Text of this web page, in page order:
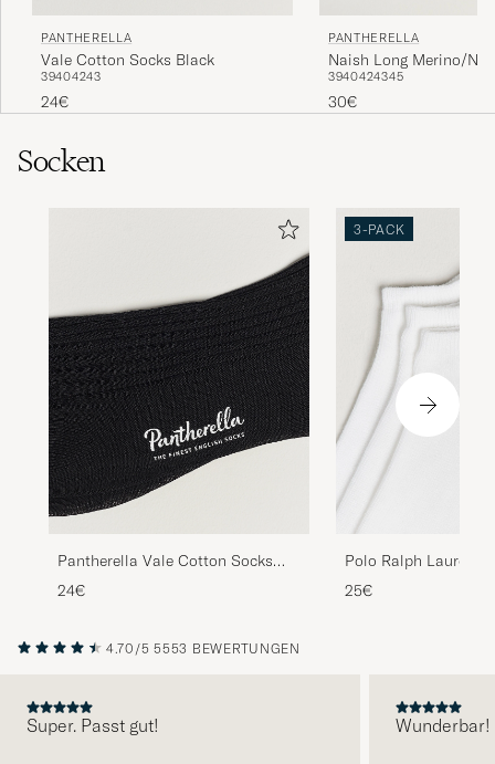
PANTHERELLA
Vale Cotton Socks Black
39404243
24€
PANTHERELLA
Naish Long Merino/
Navy
3940424345
30€
Socken
Pantherella Vale Cotton Socks
Black
24€
3-PACK
Polo Ralph Lauren
Sock White
25€
4.70/5 5553 BEWERTUNGEN
Super. Passt gut! Wunderbar!